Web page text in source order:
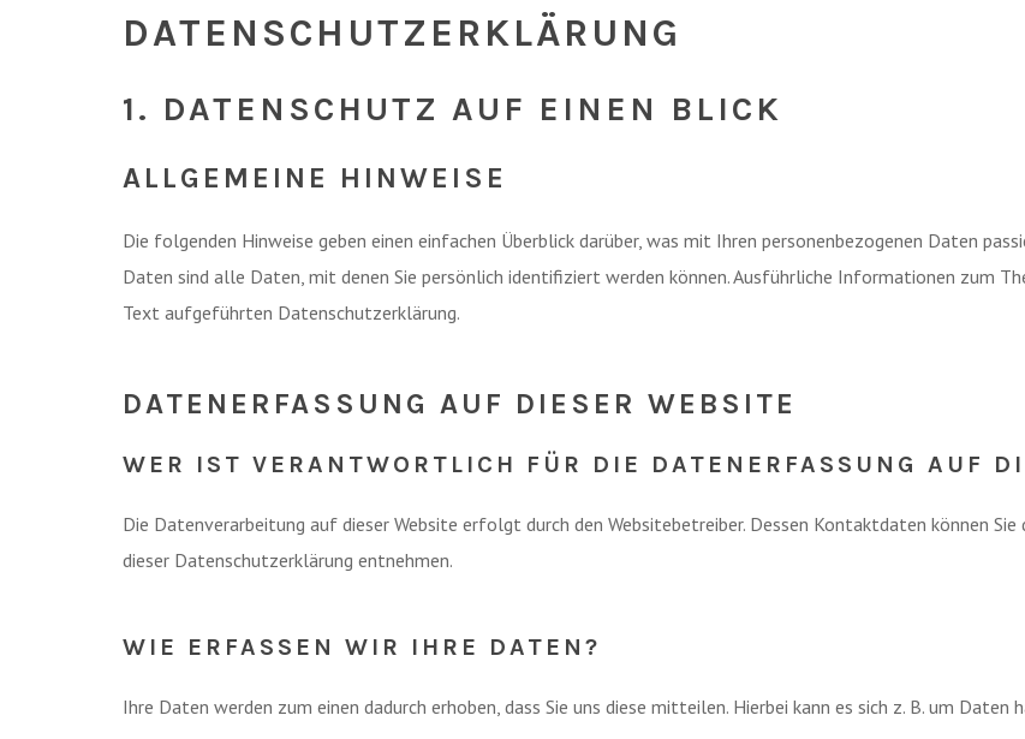
DATENSCHUTZ­ERKLÄRUNG
1. DATENSCHUTZ AUF EINEN BLICK
ALLGEMEINE HINWEISE
Die folgenden Hinweise geben einen einfachen Überblick darüber, was mit Ihren personenbezogenen Daten
Daten sind alle Daten, mit denen Sie persönlich identifiziert werden können. Ausführliche Informationen zum
Text aufgeführten Datenschutzerklärung.
DATENERFASSUNG AUF DIESER WEBSITE
WER IST VERANTWORTLICH FÜR DIE DATENERFASSUNG AUF
Die Datenverarbeitung auf dieser Website erfolgt durch den Websitebetreiber. Dessen Kontaktdaten können
dieser Datenschutzerklärung entnehmen.
WIE ERFASSEN WIR IHRE DATEN?
Ihre Daten werden zum einen dadurch erhoben, dass Sie uns diese mitteilen. Hierbei kann es sich z. B. um